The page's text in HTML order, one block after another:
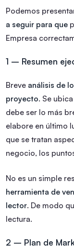
Podemos
a seguir para que
Empresa
1 – Resumen
Breve análisis de
proyecto. Se
debe ser lo más
elabore en último
que se tratan
negocio, los
No es un simple
herramienta de
lector. De modo
lectura.
2 – Plan de